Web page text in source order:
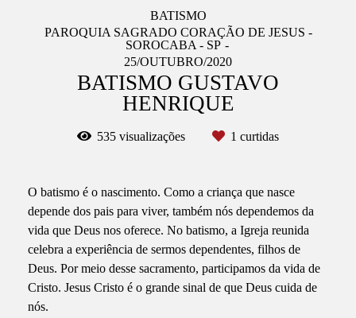
BATISMO
PAROQUIA SAGRADO CORAÇÃO DE JESUS -
SOROCABA - SP
25/OUTUBRO/2020
BATISMO GUSTAVO
HENRIQUE
535 visualizações 1 curtidas
O batismo é o nascimento. Como a criança que nasce
depende dos pais para viver, também nós dependemos da
vida que Deus nos oferece. No batismo, a Igreja reunida
celebra a experiência de sermos dependentes, filhos de
Deus. Por meio desse sacramento, participamos da vida de
Cristo. Jesus Cristo é o grande sinal de que Deus cuida de
nós.